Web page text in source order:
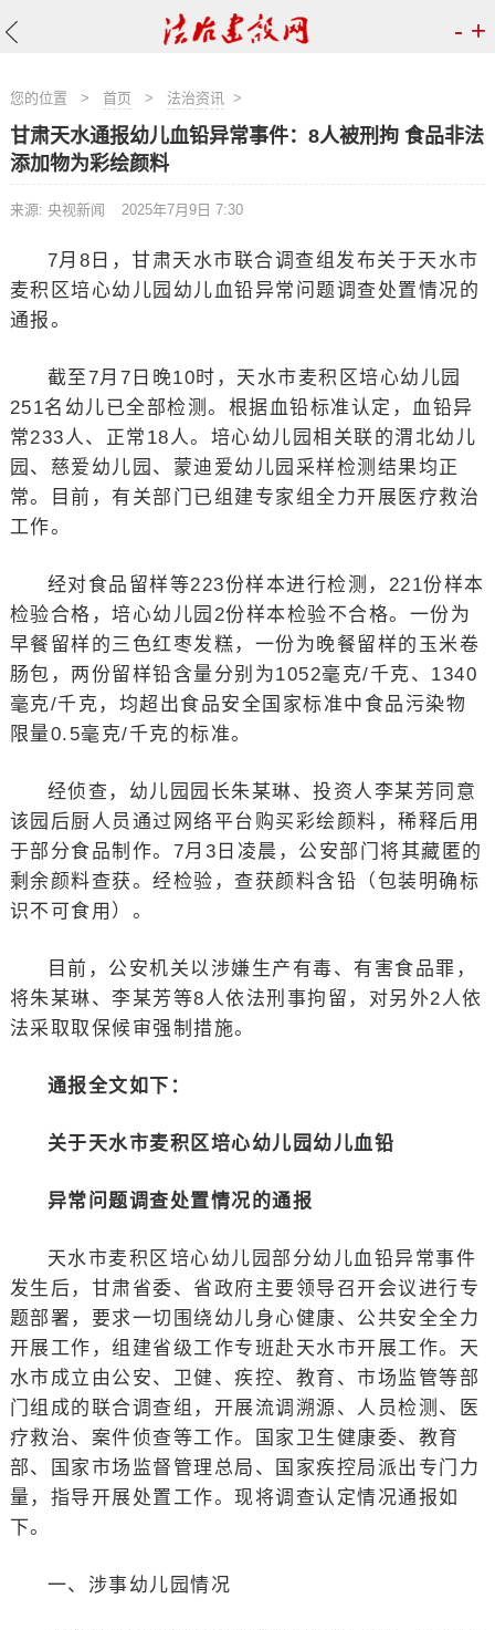
- +
您的位置 > 首页 > 法治资讯>
​甘肃天水通报幼儿血铅异常事件：8人被刑拘 食品非法
添加物为彩绘颜料
来源: 央视新闻 2025年7月9日 7:30
7月8日，甘肃天水市联合调查组发布关于天水市
麦积区培心幼儿园幼儿血铅异常问题调查处置情况的
通报。
截至7月7日晚10时，天水市麦积区培心幼儿园
251名幼儿已全部检测。根据血铅标准认定，血铅异
常233人、正常18人。培心幼儿园相关联的渭北幼儿
园、慈爱幼儿园、蒙迪爱幼儿园采样检测结果均正
常。目前，有关部门已组建专家组全力开展医疗救治
工作。
经对食品留样等223份样本进行检测，221份样本
检验合格，培心幼儿园2份样本检验不合格。一份为
早餐留样的三色红枣发糕，一份为晚餐留样的玉米卷
肠包，两份留样铅含量分别为1052毫克/千克、1340
毫克/千克，均超出食品安全国家标准中食品污染物
限量0.5毫克/千克的标准。
经侦查，幼儿园园长朱某琳、投资人李某芳同意
该园后厨人员通过网络平台购买彩绘颜料，稀释后用
于部分食品制作。7月3日凌晨，公安部门将其藏匿的
剩余颜料查获。经检验，查获颜料含铅（包装明确标
识不可食用）。
目前，公安机关以涉嫌生产有毒、有害食品罪，
将朱某琳、李某芳等8人依法刑事拘留，对另外2人依
法采取取保候审强制措施。
通报全文如下：
关于天水市麦积区培心幼儿园幼儿血铅
异常问题调查处置情况的通报
天水市麦积区培心幼儿园部分幼儿血铅异常事件
发生后，甘肃省委、省政府主要领导召开会议进行专
题部署，要求一切围绕幼儿身心健康、公共安全全力
开展工作，组建省级工作专班赴天水市开展工作。天
水市成立由公安、卫健、疾控、教育、市场监管等部
门组成的联合调查组，开展流调溯源、人员检测、医
疗救治、案件侦查等工作。国家卫生健康委、教育
部、国家市场监督管理总局、国家疾控局派出专门力
量，指导开展处置工作。现将调查认定情况通报如
下。
一、涉事幼儿园情况